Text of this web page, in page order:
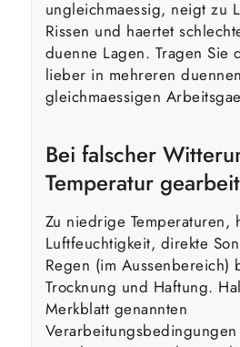
ungleichmaessig, neigt zu
Rissen und haertet
duenne Lagen. Tragen Sie
lieber in mehreren
gleichmaessigen
Bei falscher
Temperatur
Zu niedrige Temperaturen,
Luftfeuchtigkeit, direkte
Regen (im Aussenbereich)
Trocknung und Haftung.
Merkblatt genannten